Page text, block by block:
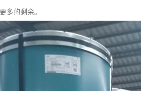
多的剩余。